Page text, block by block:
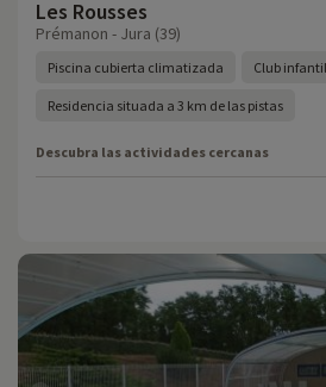
Les Rousses
Prémanon - Jura (39)
Piscina cubierta climatizada Club
Residencia situada a 3 km de las pistas
Descubra las actividades cercanas